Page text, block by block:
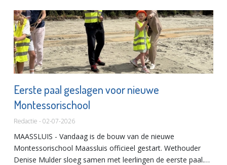
Eerste paal geslagen voor nieuwe
Montessorischool
Redactie - 02-07-2026
MAASSLUIS - Vandaag is de bouw van de nieuwe
Montessorischool Maassluis officieel gestart. Wethouder
Denise Mulder sloeg samen met leerlingen de eerste paal.